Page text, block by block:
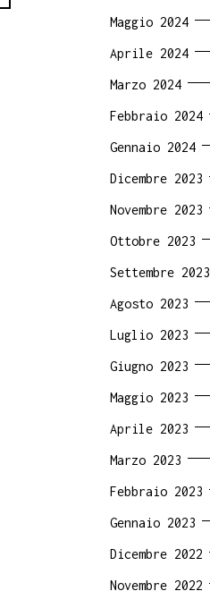
Maggio 2024
Aprile 2024
Marzo 2024
Febbraio 2024
Gennaio 2024
Dicembre 2023
Novembre 2023
Ottobre 2023
Settembre 2023
Agosto 2023
Luglio 2023
Giugno 2023
Maggio 2023
Aprile 2023
Marzo 2023
Febbraio 2023
Gennaio 2023
Dicembre 2022
Novembre 2022